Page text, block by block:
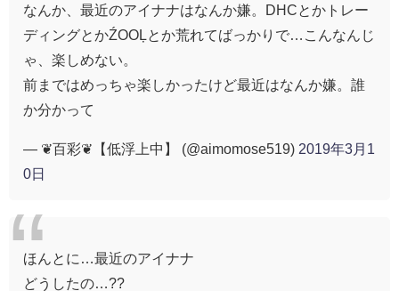
なんか、最近のアイナナはなんか嫌。DHCとかトレー
ディングとかŹOOĻとか荒れてばっかりで…こんなんじ
ゃ、楽しめない。
前まではめっちゃ楽しかったけど最近はなんか嫌。誰
か分かって
— ❦百彩❦【低浮上中】 (@aimomose519) 2019年3月1
0日
ほんとに…最近のアイナナ
どうしたの…??